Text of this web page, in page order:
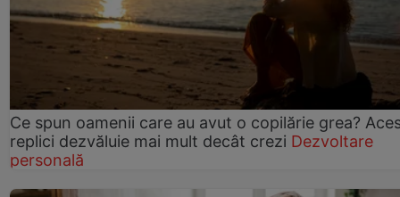
Ce spun oamenii care au avut o copilărie grea?
replici dezvăluie mai mult decât crezi Dezvoltare
personală